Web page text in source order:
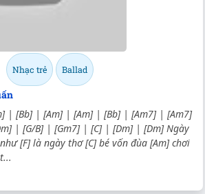
Nhạc trẻ Ballad
| [Bb] | [Am] | [Am] | [Bb] | [Am7] | [Am7]
| [G/B] | [Gm7] | [C] | [Dm] | [Dm] Ngày
[F] là ngày thơ [C] bé vốn đùa [Am] chơi